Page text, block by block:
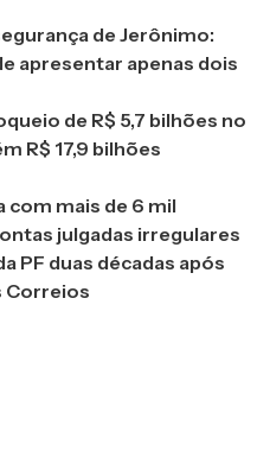
de Jerônimo:
apresentar apenas dois
de R$ 5,7 bilhões no
R$ 17,9 bilhões
com mais de 6 mil
julgadas irregulares
PF duas décadas após
Correios